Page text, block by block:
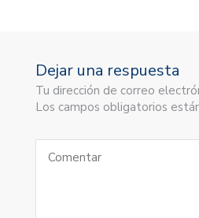
Dejar una respuesta
Tu dirección de correo
Los campos obligatorios